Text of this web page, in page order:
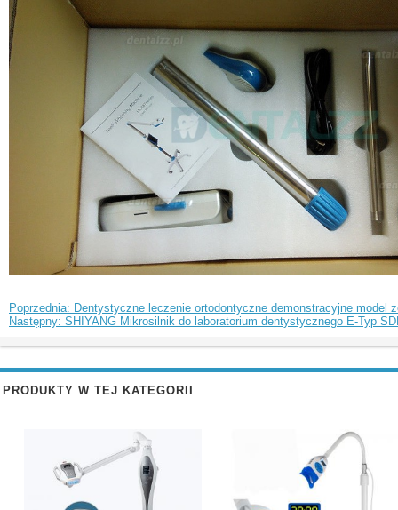
Poprzednia: Dentystyczne leczenie ortodontyczne demonstracyjne model
Następny: SHIYANG Mikrosilnik do laboratorium dentystycznego E-Typ
PRODUKTY W TEJ KATEGORII